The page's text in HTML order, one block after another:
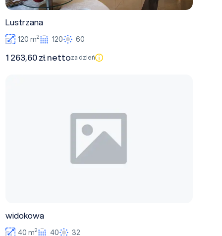
Lustrzana
120 m2 120 60
1 263,60 zł nettoza dzień
widokowa
40 m2 40 32